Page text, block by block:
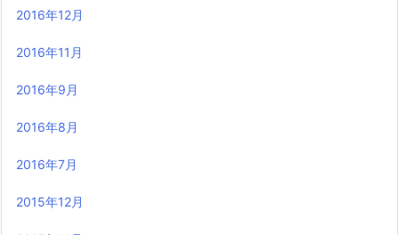
2016年12月
2016年11月
2016年9月
2016年8月
2016年7月
2015年12月